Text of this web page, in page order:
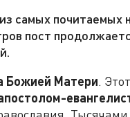
самых почитаемых
пост
Божией Матери.